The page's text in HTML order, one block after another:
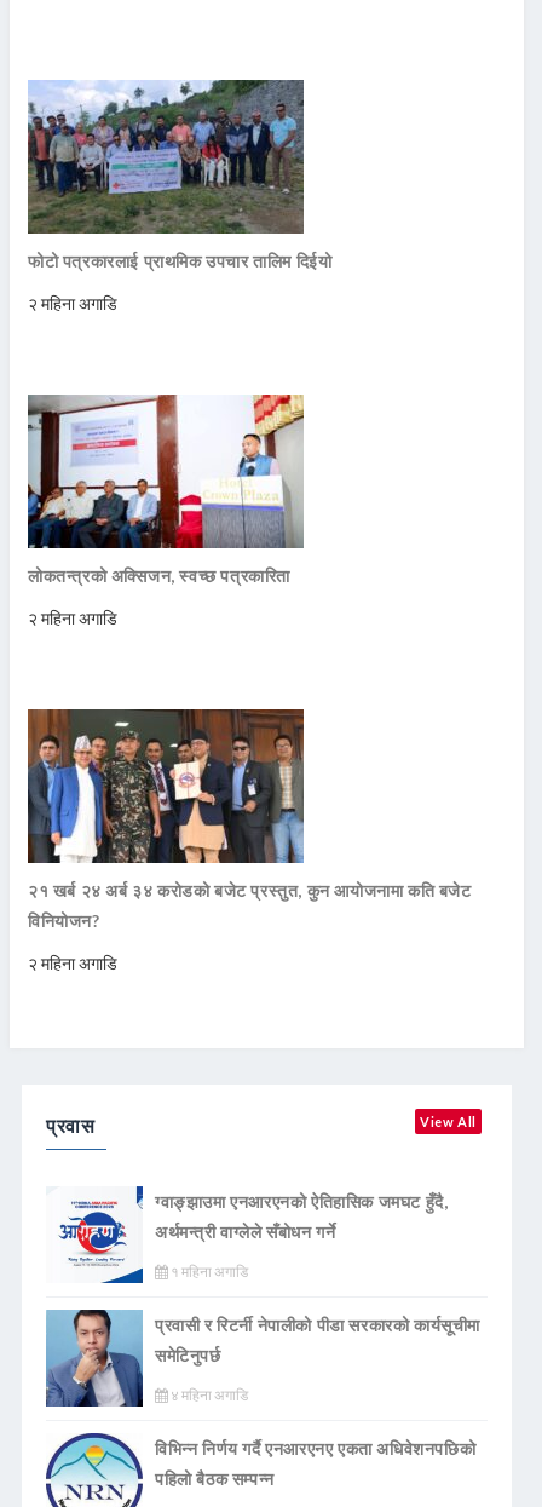
फोटो पत्रकारलाई प्राथमिक उपचार तालिम दिईयो
२ महिना अगाडि
लोकतन्त्रको अक्सिजन, स्वच्छ पत्रकारिता
२ महिना अगाडि
२१ खर्ब २४ अर्ब ३४ करोडको बजेट प्रस्तुत, कुन आयोजनामा कति बजेट
विनियोजन?
२ महिना अगाडि
प्रवास View All
ग्वाङ्झाउमा एनआरएनको ऐतिहासिक जमघट हुँदै,
अर्थमन्त्री वाग्लेले सँबोधन गर्ने
१ महिना अगाडि
प्रवासी र रिटर्नी नेपालीको पीडा सरकारको कार्यसूचीमा
समेटिनुपर्छ
४ महिना अगाडि
विभिन्न निर्णय गर्दै एनआरएनए एकता अधिवेशनपछिको
पहिलो बैठक सम्पन्न